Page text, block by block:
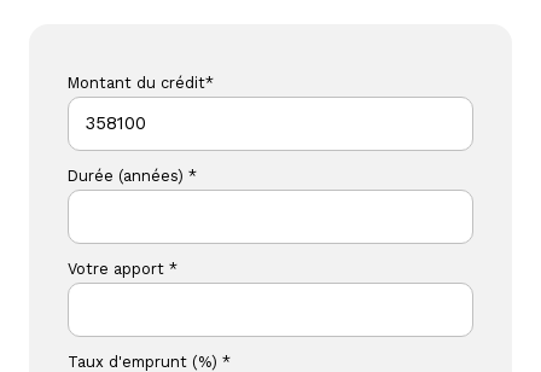
Montant du crédit*
Durée (années) *
Votre apport *
Taux d'emprunt (%) *